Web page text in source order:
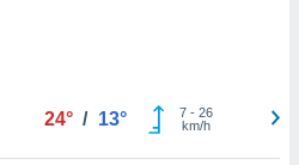
24° / 13° 7- 26
km/h